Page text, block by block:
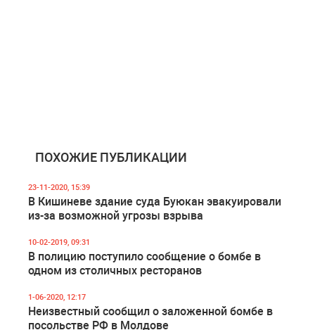
ПОХОЖИЕ ПУБЛИКАЦИИ
23-11-2020, 15:39
В Кишиневе здание суда Буюкан эвакуировали
из-за возможной угрозы взрыва
10-02-2019, 09:31
В полицию поступило сообщение о бомбе в
одном из столичных ресторанов
1-06-2020, 12:17
Неизвестный сообщил о заложенной бомбе в
посольстве РФ в Молдове